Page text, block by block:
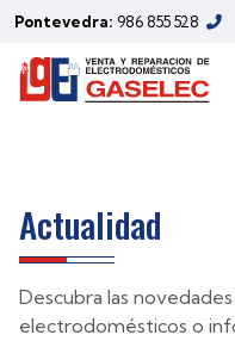
Pontevedra: 986 855 528
(Noviembre/
Actualidad
Descubra las
electrodomésticos o